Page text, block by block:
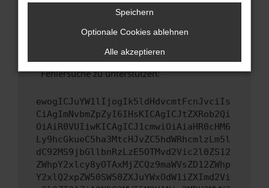
Wende dich an den Webseitenbetreiber.
Wenn du alle oben genannten Schritte versucht
hast, kontaktiere uns bitte. Wir werden
versuchen, das Problem zu beheben. Du kannst
uns diesen Text schicken, um uns bei der
Fehlersuche zu unterstützen:
ewogICJuYW1lIjogIk5ldHdvcmtFcnJvciIs
CiAgImNvbmZpZyI6IHsKICAgICJtZXRob2Qi
OiAiR0VUIiwKICAgICJ1cmwiOiAiaHR0cHM6
Ly9hcGkueC5ha3MtcHJvZC5hdWRhcmlzLm5l
dC92MS9jbGllbnRzLzE5OTMvd2Vic2l0ZS12
ZWhpY2xlcy8yOTAxMjZCQz9maWVsZD12ZWhp
Y2xlQ2xpZW50SW50ZXJuYWxOdW1iZXImd2Vi
Speichern
Optionale Cookies ablehnen
Alle akzeptieren